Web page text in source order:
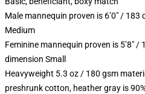
Male mannequin proven is 6’0″ /
Medium
Feminine mannequin proven is 5’8″
dimension Small
Heavyweight 5.3 oz / 180 gsm
preshrunk cotton, heather gray is